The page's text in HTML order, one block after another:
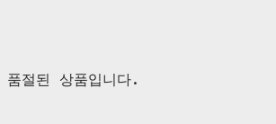
품절된 상품입니다.